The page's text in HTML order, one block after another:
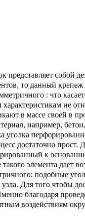
собой
то данный
: что
не
в массе своей в
например,
достаточно
к
элемента дает
подобные
Для того чтобы
благодаря
воздействиям